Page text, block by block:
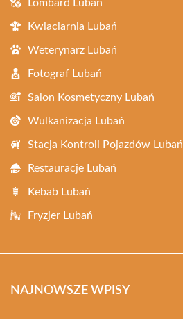
Lombard Lubań
Kwiaciarnia Lubań
Weterynarz Lubań
Fotograf Lubań
Salon Kosmetyczny Lubań
Wulkanizacja Lubań
Stacja Kontroli Pojazdów Lubań
Restauracje Lubań
Kebab Lubań
Fryzjer Lubań
NAJNOWSZE WPISY